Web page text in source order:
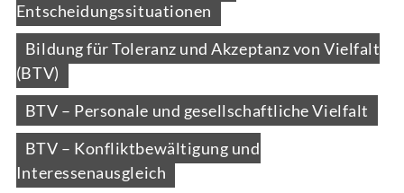
Entscheidungssituationen
Bildung für Toleranz und Akzeptanz von Vielfalt
(BTV)
BTV – Personale und gesellschaftliche Vielfalt
BTV – Konfliktbewältigung und
Interessenausgleich